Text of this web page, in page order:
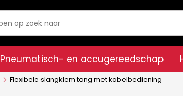
Pneumatisch- en accugereedschap
Flexibele slangklem tang met kabelbediening